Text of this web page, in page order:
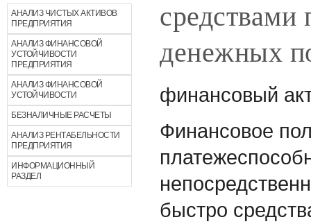
АНАЛИЗ ЧИСТЫХ АКТИВОВ
ПРЕДПРИЯТИЯ
АНАЛИЗ ФИНАНСОВОЙ
УСТОЙЧИВОСТИ
ПРЕДПРИЯТИЯ
АНАЛИЗ ФИНАНСОВОЙ
УСТОЙЧИВОСТИ
БЕЗНАЛИЧНЫЕ РАСЧЕТЫ
АНАЛИЗ РЕНТАБЕЛЬНОСТИ
ПРЕДПРИЯТИЯ
ИНФОРМАЦИОННЫЙ
РАЗДЕЛ
средствами
денежных
финансовый
Финансовое
быстро